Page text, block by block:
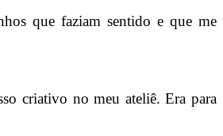
que faziam sentido e que me
criativo no meu ateliê. Era para